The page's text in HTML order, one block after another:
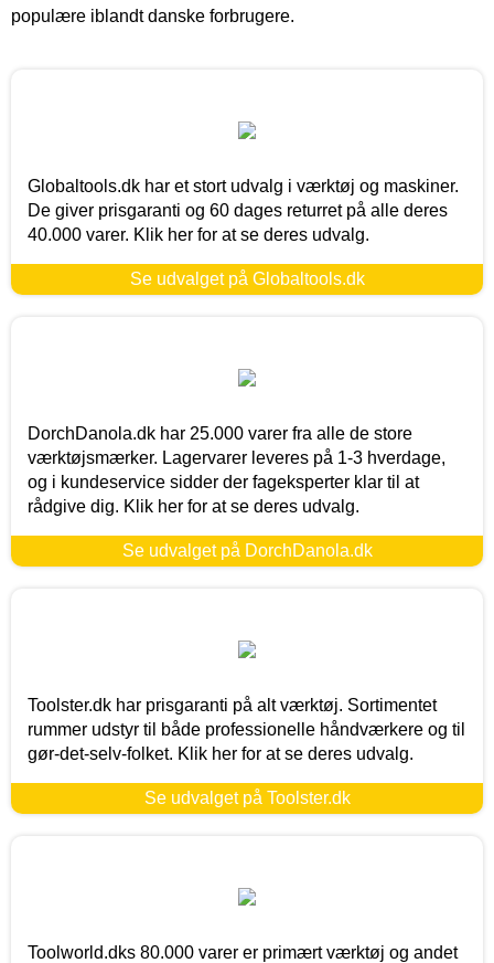
populære iblandt danske forbrugere.
Globaltools.dk har et stort udvalg i værktøj og maskiner.
De giver prisgaranti og 60 dages returret på alle deres
40.000 varer. Klik her for at se deres udvalg.
Se udvalget på Globaltools.dk
DorchDanola.dk har 25.000 varer fra alle de store
værktøjsmærker. Lagervarer leveres på 1-3 hverdage,
og i kundeservice sidder der fageksperter klar til at
rådgive dig. Klik her for at se deres udvalg.
Se udvalget på DorchDanola.dk
Toolster.dk har prisgaranti på alt værktøj. Sortimentet
rummer udstyr til både professionelle håndværkere og til
gør-det-selv-folket. Klik her for at se deres udvalg.
Se udvalget på Toolster.dk
Toolworld.dks 80.000 varer er primært værktøj og andet